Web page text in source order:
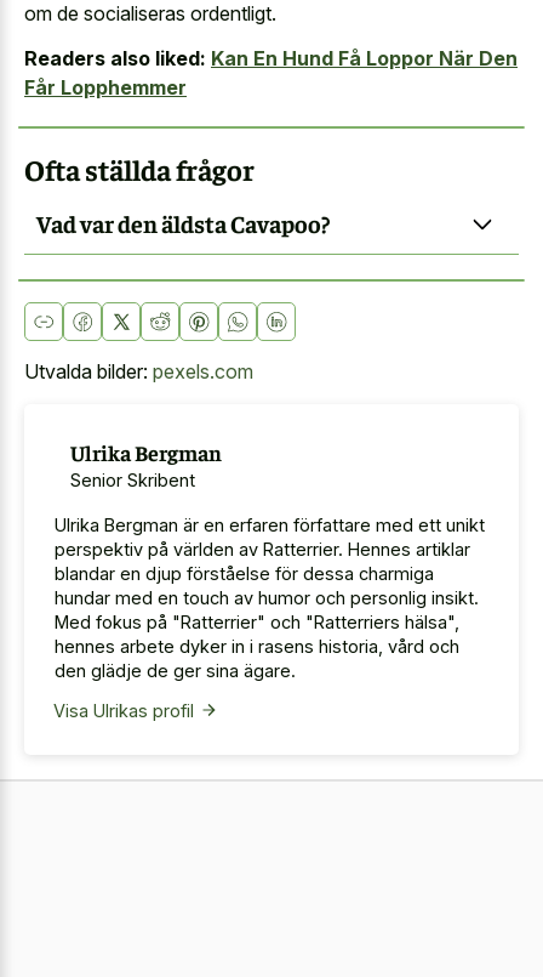
om de socialiseras ordentligt.
Readers also liked: Kan En Hund Få Loppor När Den
Får Lopphemmer
Ofta ställda frågor
Vad var den äldsta Cavapoo?
Utvalda bilder: pexels.com
Ulrika Bergman
Senior Skribent
Ulrika Bergman är en erfaren författare med ett unikt
perspektiv på världen av Ratterrier. Hennes artiklar
blandar en djup förståelse för dessa charmiga
hundar med en touch av humor och personlig insikt.
Med fokus på "Ratterrier" och "Ratterriers hälsa",
hennes arbete dyker in i rasens historia, vård och
den glädje de ger sina ägare.
Visa Ulrikas profil